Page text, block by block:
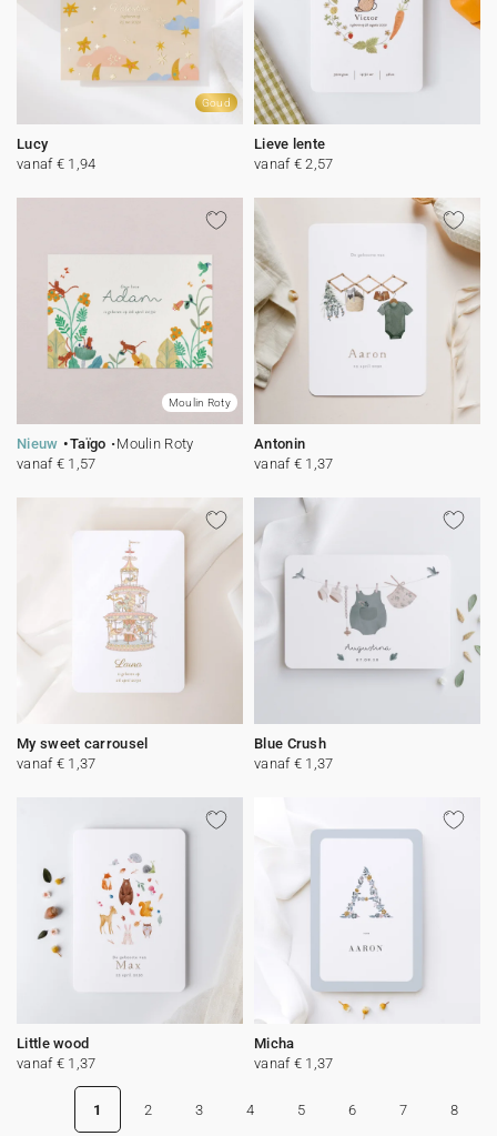
Goud
Lucy
vanaf € 1,94
Lieve lente
vanaf € 2,57
Moulin Roty
Nieuw Taïgo
Moulin Roty
vanaf € 1,57
Antonin
vanaf € 1,37
My sweet carrousel
vanaf € 1,37
Blue Crush
vanaf € 1,37
Little wood
vanaf € 1,37
Micha
vanaf € 1,37
1 2 3 4 5 6 7 8